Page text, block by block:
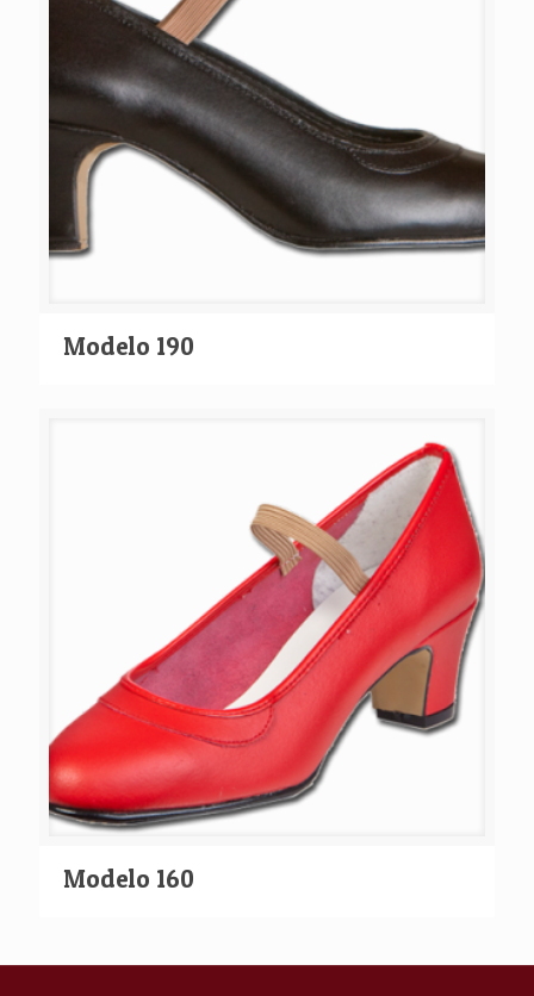
Modelo 190
Modelo 160